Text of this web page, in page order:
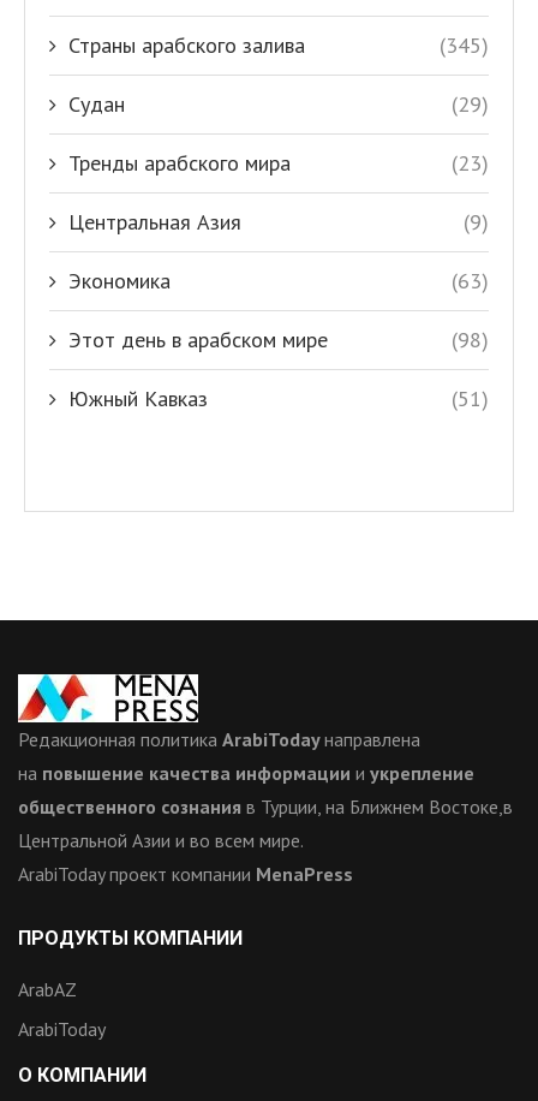
Страны арабского залива (345)
Судан (29)
Тренды арабского мира (23)
Центральная Азия (9)
Экономика (63)
Этот день в арабском мире (98)
Южный Кавказ (51)
Редакционная политика ArabiTodayнаправлена
на повышение качества информации и укрепление
общественного сознания в Турции, на Ближнем Востоке,в
Центральной Азии и во всем мире.
ArabiToday проект компании MenaPress
ПРОДУКТЫ КОМПАНИИ
ArabAZ
ArabiToday
О КОМПАНИИ